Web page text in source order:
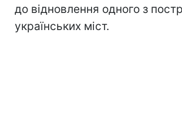
до відновлення одного з
українських міст.